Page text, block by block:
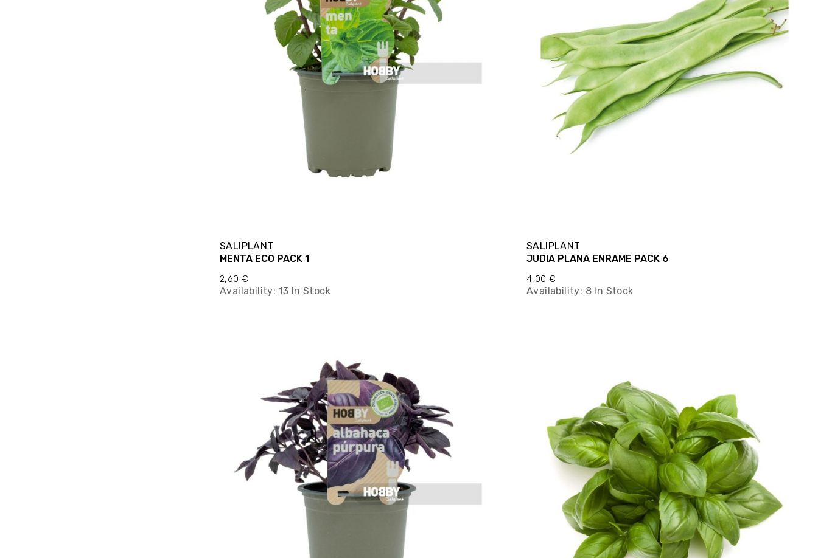
SALIPLANT
MENTA ECO PACK 1
2,60 €
Availability: 13 In Stock
SALIPLANT
JUDIA PLANA ENRAME PACK 6
4,00 €
Availability: 8 In Stock